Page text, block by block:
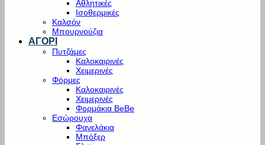
Αθλητικές
Ισοθερμικές
Καλσόν
Μπουρνούζια
ΑΓΟΡΙ
Πυτζάμες
Καλοκαιρινές
Χειμερινές
Φόρμες
Καλοκαιρινές
Χειμερινές
Φορμάκια BeBe
Εσώρουχα
Φανελάκια
Μπόξερ